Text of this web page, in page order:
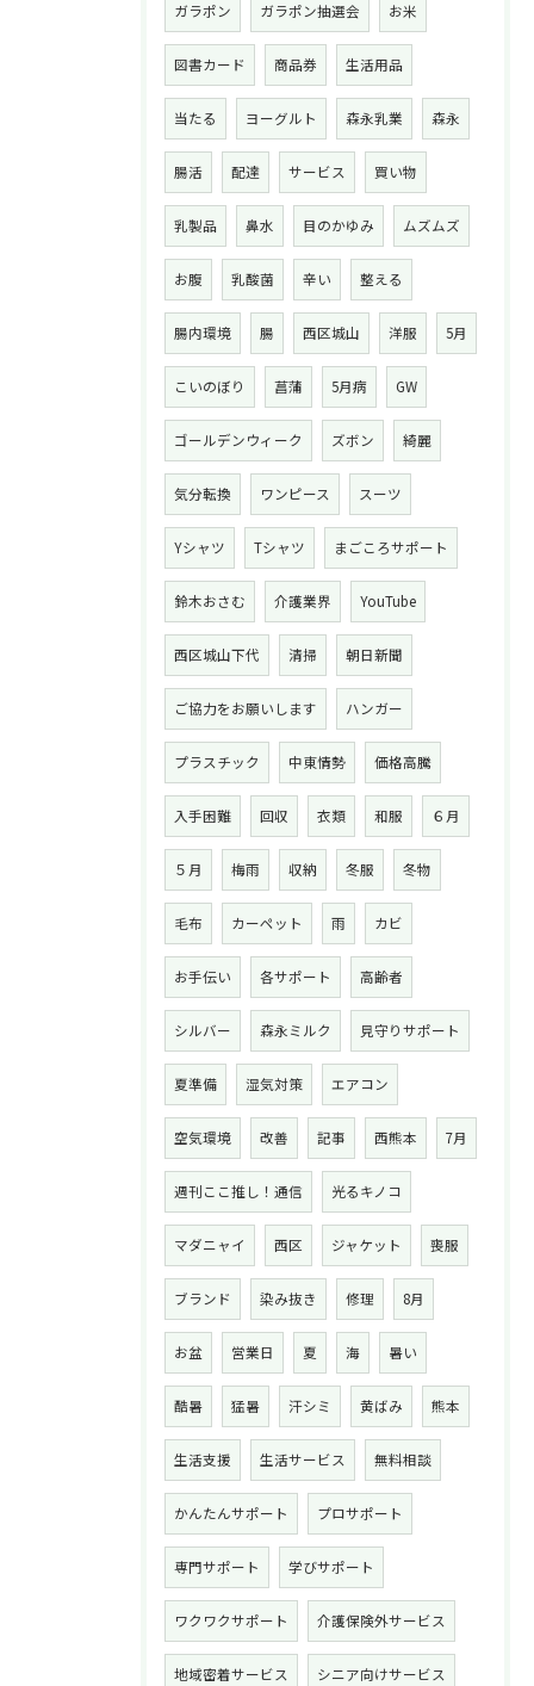
ガラポン ガラポン抽選会 お米
図書カード 商品券 生活用品
当たる ヨーグルト 森永乳業 森永
腸活 配達 サービス 買い物
乳製品 鼻水 目のかゆみ ムズムズ
お腹 乳酸菌 辛い 整える
腸内環境 腸 西区城山 洋服 5月
こいのぼり 菖蒲 5月病 GW
ゴールデンウィーク ズボン 綺麗
気分転換 ワンピース スーツ
Yシャツ Tシャツ まごころサポート
鈴木おさむ 介護業界 YouTube
西区城山下代 清掃 朝日新聞
ご協力をお願いします ハンガー
プラスチック 中東情勢 価格高騰
入手困難 回収 衣類 和服 ６月
５月 梅雨 収納 冬服 冬物
毛布 カーペット 雨 カビ
お手伝い 各サポート 高齢者
シルバー 森永ミルク 見守りサポート
夏準備 湿気対策 エアコン
空気環境 改善 記事 西熊本 7月
週刊ここ推し！通信 光るキノコ
マダニャイ 西区 ジャケット 喪服
ブランド 染み抜き 修理 8月
お盆 営業日 夏 海 暑い
酷暑 猛暑 汗シミ 黄ばみ 熊本
生活支援 生活サービス 無料相談
かんたんサポート プロサポート
専門サポート 学びサポート
ワクワクサポート 介護保険外サービス
地域密着サービス シニア向けサービス